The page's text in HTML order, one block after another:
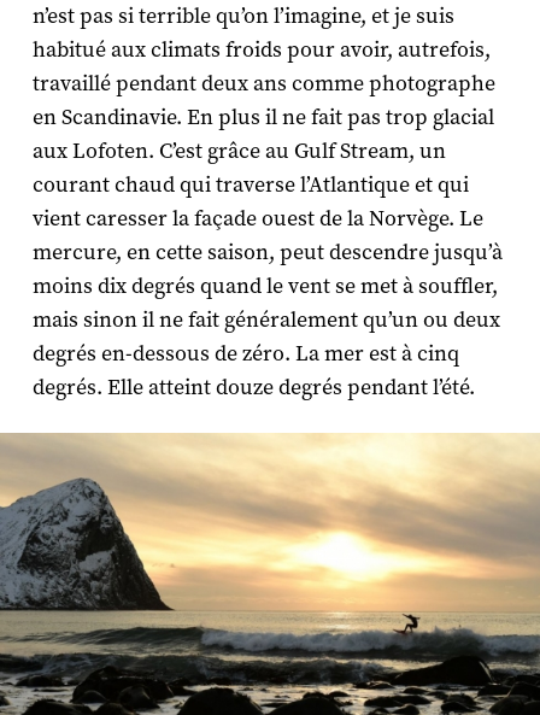
n’est pas si terrible qu’on l’imagine, et je suis
habitué aux climats froids pour avoir, autrefois,
travaillé pendant deux ans comme photographe
en Scandinavie. En plus il ne fait pas trop glacial
aux Lofoten. C’est grâce au Gulf Stream, un
courant chaud qui traverse l’Atlantique et qui
vient caresser la façade ouest de la Norvège. Le
mercure, en cette saison, peut descendre jusqu’à
moins dix degrés quand le vent se met à souffler,
mais sinon il ne fait généralement qu’un ou deux
degrés en-dessous de zéro. La mer est à cinq
degrés. Elle atteint douze degrés pendant l’été.